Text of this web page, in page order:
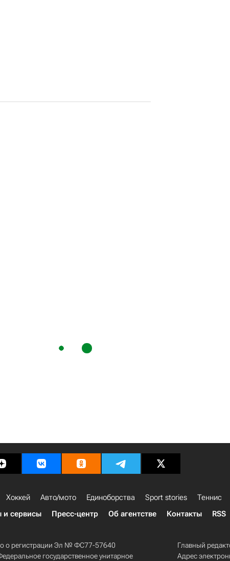
Хоккей Авто/мото Единоборства Sport stories Теннис
и сервисы Пресс-центр Об агентстве Контакты RSS
о регистрации Эл № ФС77-57640
государственное унитарное
Главный
Адрес